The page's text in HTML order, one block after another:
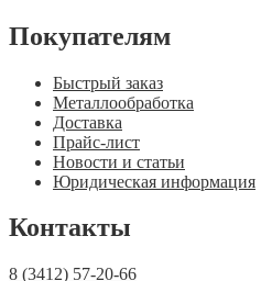
Покупателям
Быстрый заказ
Металлообработка
Доставка
Прайс-лист
Новости и статьи
Юридическая информация
Контакты
8 (3412) 57-20-66